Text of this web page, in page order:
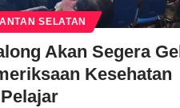
SELATAN
Akan Segera
Kesehatan